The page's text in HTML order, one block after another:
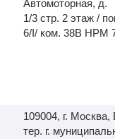
Автомоторная, д.
1/3 стр. 2 этаж /
6/I/ ком. 38В НРМ
109004, г. Москва,
тер. г.